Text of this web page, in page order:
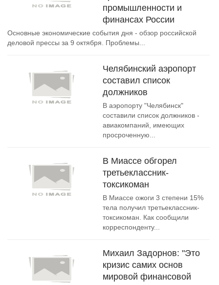
промышленности и
финансах России
Основные экономические события дня - обзор российской
деловой прессы за 9 октября. Проблемы...
Челябинский аэропорт
составил список
должников
В аэропорту "Челябинск"
составили список должников -
авиакомпаний, имеющих
просроченную...
В Миассе обгорел
третьеклассник-
токсикоман
В Миассе ожоги 3 степени 15%
тела получил третьеклассник-
токсикоман. Как сообщили
корреспонденту...
Михаил Задорнов: "Это
кризис самих основ
мировой финансовой